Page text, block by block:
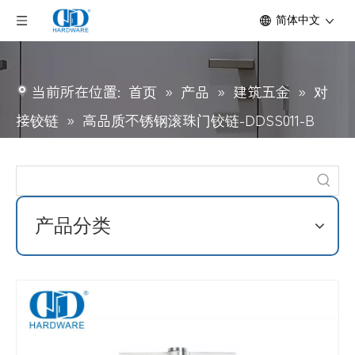
简体中文
当前所在位置: 首页 » 产品 » 建筑五金 » 对
接铰链 » 高品质不锈钢滚珠门铰链-DDSS011-B
产品分类